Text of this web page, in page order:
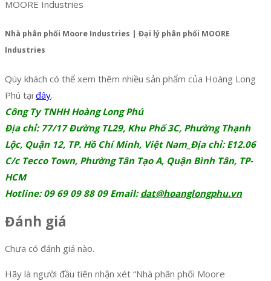
MOORE Industries
Nhà phân phối Moore Industries | Đại lý phân phối MOORE
Industries
Qúy khách có thể xem thêm nhiều sản phẩm của Hoàng Long
Phú tại đây.
Công Ty TNHH Hoàng Long Phú
Địa chỉ: 77/17 Đường TL29, Khu Phố 3C, Phường Thạnh
Lộc, Quận 12, TP. Hồ Chí Minh, Việt Nam_Địa chỉ: E12.06
C/c Tecco Town, Phường Tân Tạo A, Quận Bình Tân, TP-
HCM
Hotline: 09 69 09 88 09 Email:dat@hoanglongphu.vn
Đánh giá
Chưa có đánh giá nào.
Hãy là người đầu tiên nhận xét “Nhà phân phối Moore